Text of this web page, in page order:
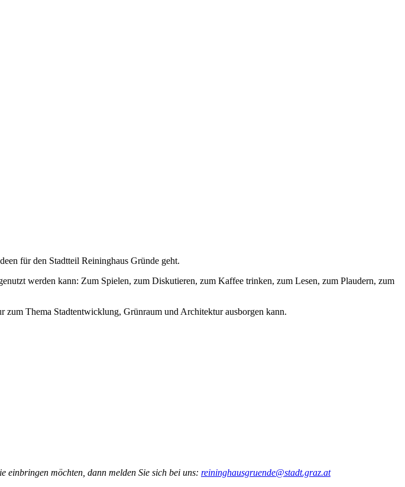
für den Stadtteil Reininghaus Gründe geht.
werden kann: Zum Spielen, zum Diskutieren, zum Kaffee trinken, zum Lesen, zum Plaudern, zum
Thema Stadtentwicklung, Grünraum und Architektur ausborgen kann.
einbringen möchten, dann melden Sie sich bei uns: reininghausgruende@stadt.graz.at